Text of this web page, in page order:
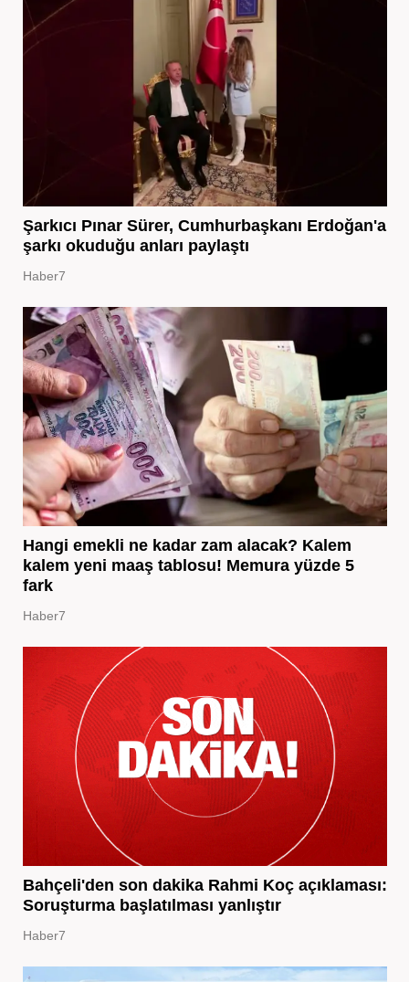
Şarkıcı Pınar Sürer, Cumhurbaşkanı Erdoğan'a
şarkı okuduğu anları paylaştı
Haber7
Hangi emekli ne kadar zam alacak? Kalem
kalem yeni maaş tablosu! Memura yüzde 5
fark
Haber7
Bahçeli'den son dakika Rahmi Koç açıklaması:
Soruşturma başlatılması yanlıştır
Haber7